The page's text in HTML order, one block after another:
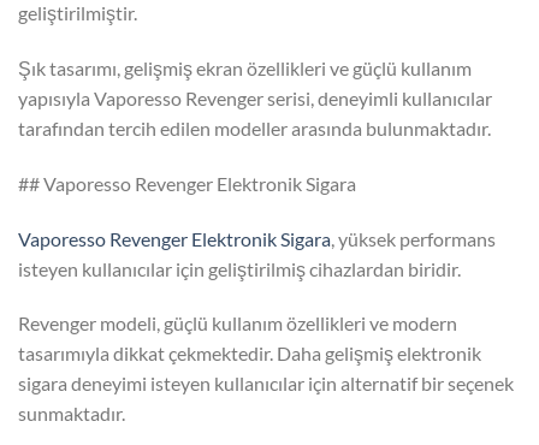
geliştirilmiştir.
Şık tasarımı, gelişmiş ekran özellikleri ve güçlü kullanım
yapısıyla Vaporesso Revenger serisi, deneyimli kullanıcılar
tarafından tercih edilen modeller arasında bulunmaktadır.
## Vaporesso Revenger Elektronik Sigara
Vaporesso Revenger Elektronik Sigara , yüksek performans
isteyen kullanıcılar için geliştirilmiş cihazlardan biridir.
Revenger modeli, güçlü kullanım özellikleri ve modern
tasarımıyla dikkat çekmektedir. Daha gelişmiş elektronik
sigara deneyimi isteyen kullanıcılar için alternatif bir seçenek
sunmaktadır.